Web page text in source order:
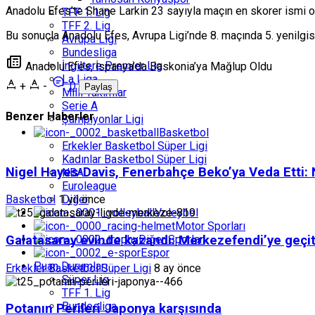
TFF 1. Lig
TFF 2. Lig
Avrupa Ligi
Bundesliga
İngiltere Premier Lig
La Liga
Milli Takımlar
Serie A
Şampiyonlar Ligi
Basketbol
Erkekler Basketbol Süper Ligi
Kadınlar Basketbol Süper Ligi
NBA
Euroleague
Diğer
Voleybol
Motor Sporları
Diğer Sporlar
Espor
Puan Durumları
Süper Lig
TFF 1. Lig
Bundesliga
Anadolu Efes’te Shane Larkin 23 sayıyla maçın en skorer
Bu sonuçla Anadolu Efes, Avrupa Ligi’nde 8. maçında 5.
Anadolu Efes, İspanya’da Baskonia’ya Mağlup Oldu
+
- 0 Paylaş
Benzer Haberler
Nigel Hayes-Davis, Fenerbahçe Beko’ya Veda Etti:
Basketbol 1 yıl önce
Galatasaray evinde kazandı: Merkezefendi’ye
Erkekler Basketbol Süper Ligi 8 ay önce
Potanın Perileri Japonya karşısında